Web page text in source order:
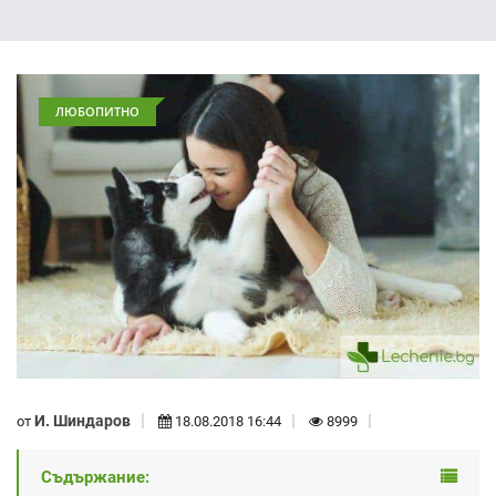
ЛЮБОПИТНО
от И. Шиндаров 18.08.2018 16:44 8999
Съдържание: